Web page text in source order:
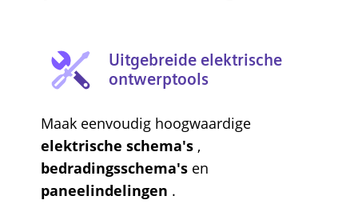
Uitgebreide elektrische
ontwerptools
Maak eenvoudig hoogwaardige
elektrische schema's ,
bedradingsschema's en
paneelindelingen .